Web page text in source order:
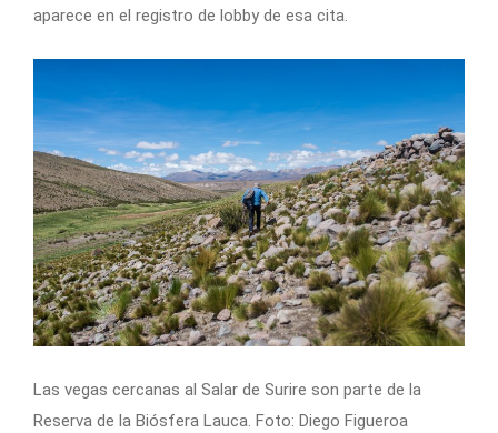
aparece en el registro de lobby de esa cita.
Las vegas cercanas al Salar de Surire son parte de la
Reserva de la Biósfera Lauca. Foto: Diego Figueroa